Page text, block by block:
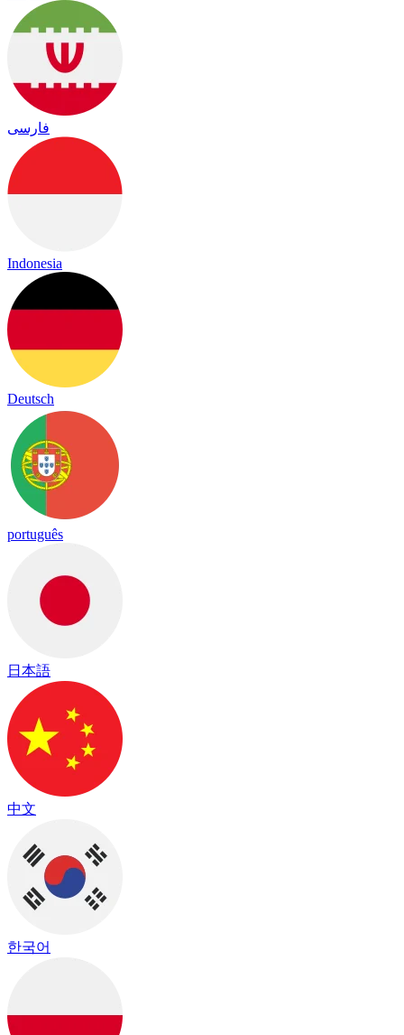
فارسی
Indonesia
Deutsch
português
日本語
中文
한국어